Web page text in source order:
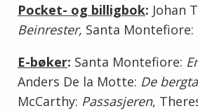
Pocket- og billigbok: Johan
Beinrester, Santa Montefiore:
E-bøker: Santa Montefiore:
Anders De la Motte: De
McCarthy: Passasjeren,